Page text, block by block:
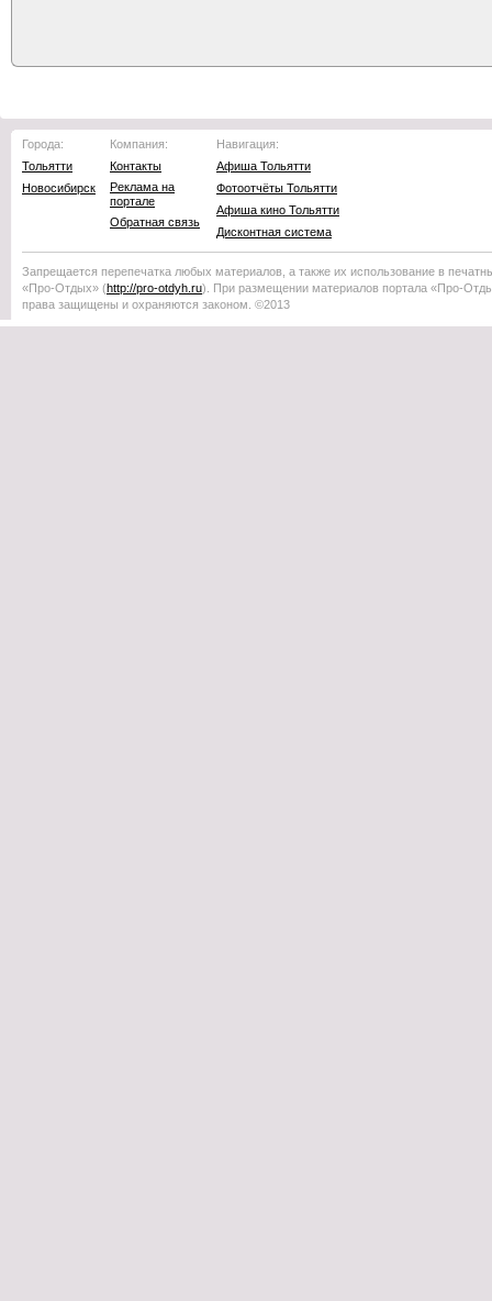
Города:
Тольятти
Новосибирск
Компания:
Контакты
Реклама на
портале
Обратная связь
Навигация:
Афиша Тольятти
Фотоотчёты Тольятти
Афиша кино Тольятти
Дисконтная система
Запрещается перепечатка любых материалов, а также их использование в
«Про-Отдых» (http://pro-otdyh .ru). При размещении материалов портала «Про-
права защищены и охраняются законом. ©2013